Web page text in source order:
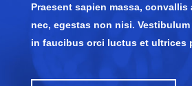
Praesent sapien massa, convallis
nec, egestas non nisi.
in faucibus orci luctus et ultrices